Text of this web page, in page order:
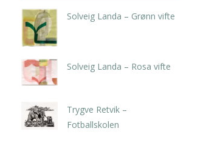
Solveig Landa – Grønn vifte
Solveig Landa – Rosa vifte
Trygve Retvik –
Fotballskolen